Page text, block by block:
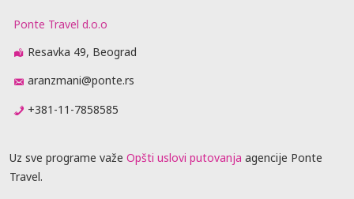
Ponte Travel d.o.o
Resavka 49, Beograd
aranzmani@ponte.rs
+381-11-7858585
Uz sve programe važe Opšti uslovi putovanja agencije Ponte
Travel.